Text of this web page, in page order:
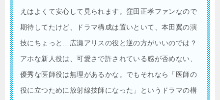
えはよくて安心して見られます。窪田正孝ファンなので
期待してたけど、ドラマ構成は置いといて、本田翼の演
技にちょっと…広瀬アリスの役と逆の方がいいのでは？
アホな新人役は、可愛さで許されている感が否めない、
優秀な医師役は無理があるかな。でもそれなら「医師の
役に立つために放射線技師になった」というドラマの構